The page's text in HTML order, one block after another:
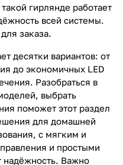
гирлянде работает
всей системы.
заказа.
десятки вариантов: от
до экономичных LED
Разобраться в
выбрать
поможет этот раздел
для домашней
с мягким и
и простыми
надёжность. Важно